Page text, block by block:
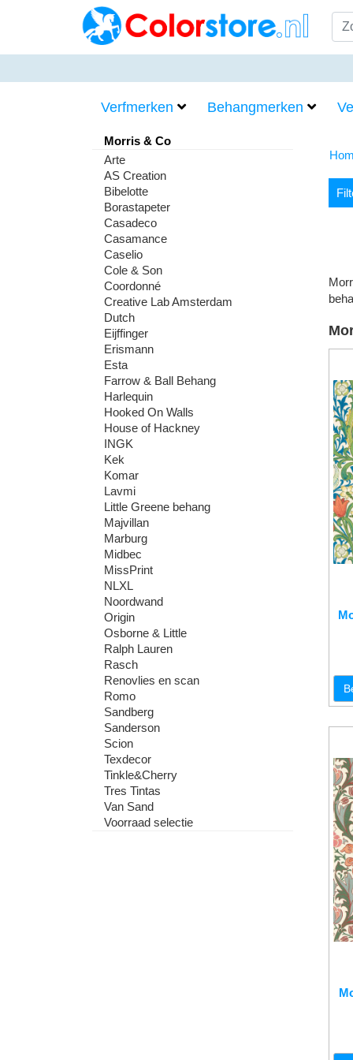
Verfmerken Behangmerken
Morris & Co
Arte
AS Creation
Bibelotte
Borastapeter
Casadeco
Casamance
Caselio
Cole & Son
Coordonné
Creative Lab Amsterdam
Dutch
Eijffinger
Erismann
Esta
Farrow & Ball Behang
Harlequin
Hooked On Walls
House of Hackney
INGK
Kek
Komar
Lavmi
Little Greene behang
Majvillan
Marburg
Midbec
MissPrint
NLXL
Noordwand
Origin
Osborne & Little
Ralph Lauren
Rasch
Renovlies en scan
Romo
Sandberg
Sanderson
Scion
Texdecor
Tinkle&Cherry
Tres Tintas
Van Sand
Voorraad selectie